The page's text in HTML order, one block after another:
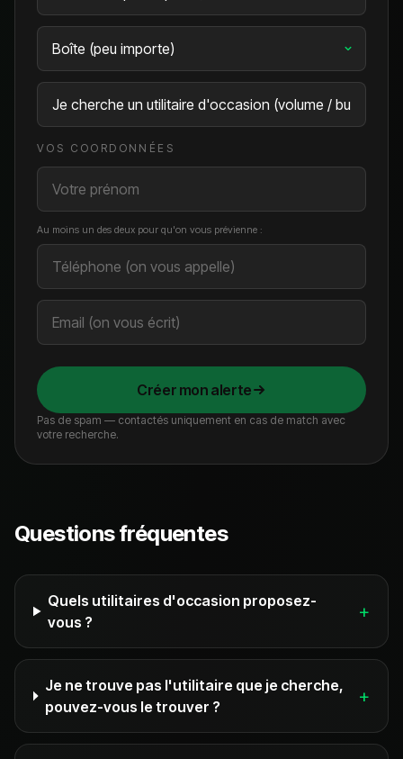
VOS COORDONNÉES
Au moins un des deux pour qu'on vous prévienne :
Créer mon alerte
Pas de spam — contactés uniquement en cas de match avec
votre recherche.
Questions fréquentes
Quels utilitaires d'occasion proposez-
vous ?
+
Je ne trouve pas l'utilitaire que je cherche,
pouvez-vous le trouver ?
+